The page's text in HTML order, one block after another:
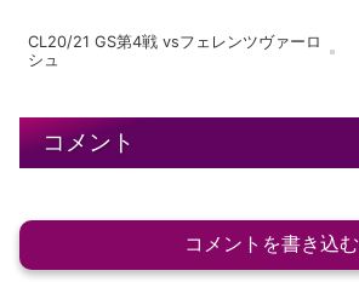
CL20/21 GS第4戦 vsフェレンツヴァーロ
シュ
コメント
コメントを書き込む